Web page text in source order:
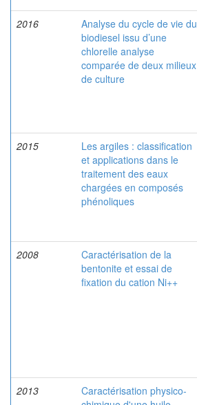
2016
Analyse du cycle de vie du
biodiesel issu d’une
chlorelle analyse
comparée de deux milieux
de culture
2015
Les argiles : classification
et applications dans le
traitement des eaux
chargées en composés
phénoliques
2008
Caractérisation de la
bentonite et essai de
fixation du cation Ni++
2013
Caractérisation physico-